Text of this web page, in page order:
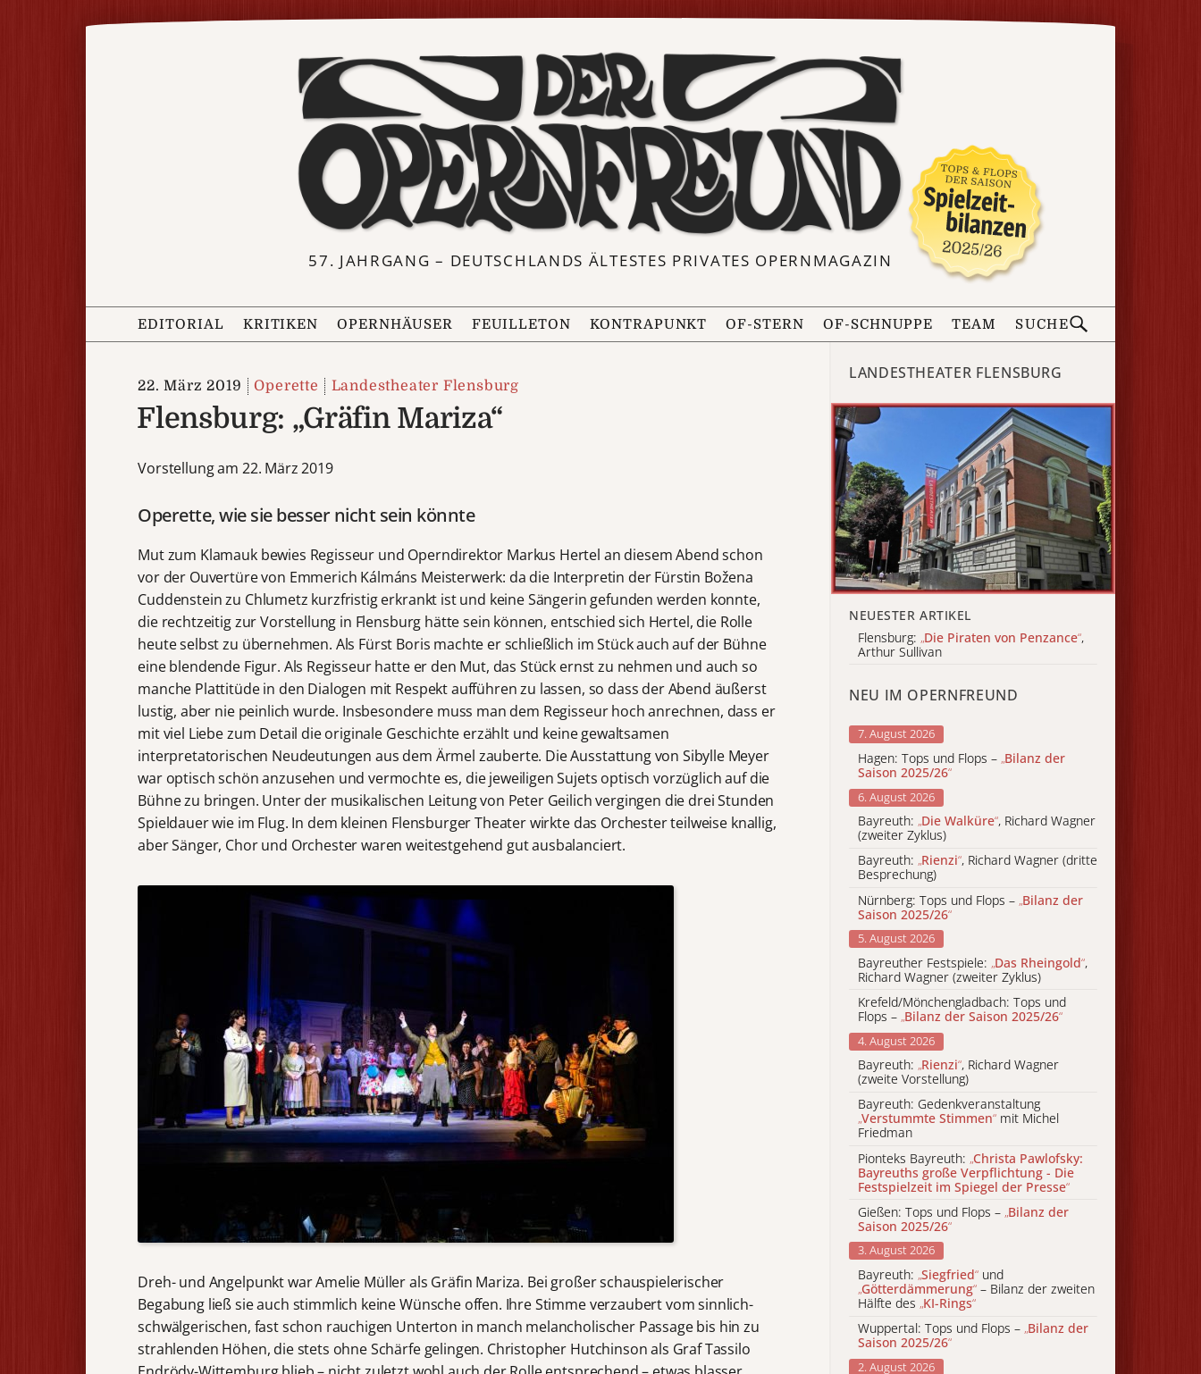
57. JAHRGANG – DEUTSCHLANDS ÄLTESTES PRIVATES OPERNMAGAZIN
EDITORIAL KRITIKEN OPERNHÄUSER FEUILLETON KONTRAPUNKT OF-STERN OF-SCHNUPPE TEAM SUCHE
22. März 2019 Operette Landestheater Flensburg
Flensburg: „Gräfin Mariza“
Vorstellung am 22. März 2019
Operette, wie sie besser nicht sein könnte
Mut zum Klamauk bewies Regisseur und Operndirektor Markus Hertel an diesem Abend schon
vor der Ouvertüre von Emmerich Kálmáns Meisterwerk: da die Interpretin der Fürstin Božena
Cuddenstein zu Chlumetz kurzfristig erkrankt ist und keine Sängerin gefunden werden konnte,
die rechtzeitig zur Vorstellung in Flensburg hätte sein können, entschied sich Hertel, die Rolle
heute selbst zu übernehmen. Als Fürst Boris machte er schließlich im Stück auch auf der Bühne
eine blendende Figur. Als Regisseur hatte er den Mut, das Stück ernst zu nehmen und auch so
manche Plattitüde in den Dialogen mit Respekt aufführen zu lassen, so dass der Abend äußerst
lustig, aber nie peinlich wurde. Insbesondere muss man dem Regisseur hoch anrechnen, dass er
mit viel Liebe zum Detail die originale Geschichte erzählt und keine gewaltsamen
interpretatorischen Neudeutungen aus dem Ärmel zauberte. Die Ausstattung von Sibylle Meyer
war optisch schön anzusehen und vermochte es, die jeweiligen Sujets optisch vorzüglich auf die
Bühne zu bringen. Unter der musikalischen Leitung von Peter Geilich vergingen die drei Stunden
Spieldauer wie im Flug. In dem kleinen Flensburger Theater wirkte das Orchester teilweise knallig,
aber Sänger, Chor und Orchester waren weitestgehend gut ausbalanciert.
Dreh- und Angelpunkt war Amelie Müller als Gräfin Mariza. Bei großer schauspielerischer
Begabung ließ sie auch stimmlich keine Wünsche offen. Ihre Stimme verzaubert vom sinnlich-
schwälgerischen, fast schon rauchigen Unterton in manch melancholischer Passage bis hin zu
strahlenden Höhen, die stets ohne Schärfe gelingen. Christopher Hutchinson als Graf Tassilo
LANDESTHEATER FLENSBURG
NEUESTER ARTIKEL
Flensburg: „Die Piraten von Penzance“,
Arthur Sullivan
NEU IM OPERNFREUND
7. August 2026
Hagen: Tops und Flops – „Bilanz der
Saison 2025/26“
6. August 2026
Bayreuth: „Die Walküre“, Richard Wagner
(zweiter Zyklus)
Bayreuth: „Rienzi“, Richard Wagner (dritte
Besprechung)
Nürnberg: Tops und Flops – „Bilanz der
Saison 2025/26“
5. August 2026
Bayreuther Festspiele: „Das Rheingold“,
Richard Wagner (zweiter Zyklus)
Krefeld/Mönchengladbach: Tops und
Flops – „Bilanz der Saison 2025/26“
4. August 2026
Bayreuth: „Rienzi“, Richard Wagner
(zweite Vorstellung)
Bayreuth: Gedenkveranstaltung
„Verstummte Stimmen“ mit Michel
Friedman
Pionteks Bayreuth: „Christa Pawlofsky:
Bayreuths große Verpflichtung - Die
Festspielzeit im Spiegel der Presse“
Gießen: Tops und Flops – „Bilanz der
Saison 2025/26“
3. August 2026
Bayreuth: „Siegfried“ und
„Götterdämmerung“ – Bilanz der zweiten
Hälfte des „KI-Rings“
Wuppertal: Tops und Flops – „Bilanz der
Saison 2025/26“
2. August 2026